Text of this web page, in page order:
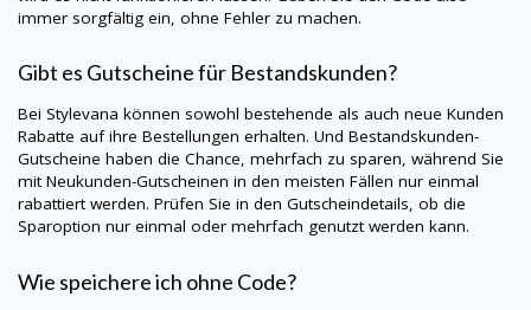
immer sorgfältig ein, ohne Fehler zu machen.
Gibt es Gutscheine für Bestandskunden?
Bei Stylevana können sowohl bestehende als auch neue Kunden
Rabatte auf ihre Bestellungen erhalten. Und Bestandskunden-
Gutscheine haben die Chance, mehrfach zu sparen, während Sie
mit Neukunden-Gutscheinen in den meisten Fällen nur einmal
rabattiert werden. Prüfen Sie in den Gutscheindetails, ob die
Sparoption nur einmal oder mehrfach genutzt werden kann.
Wie speichere ich ohne Code?